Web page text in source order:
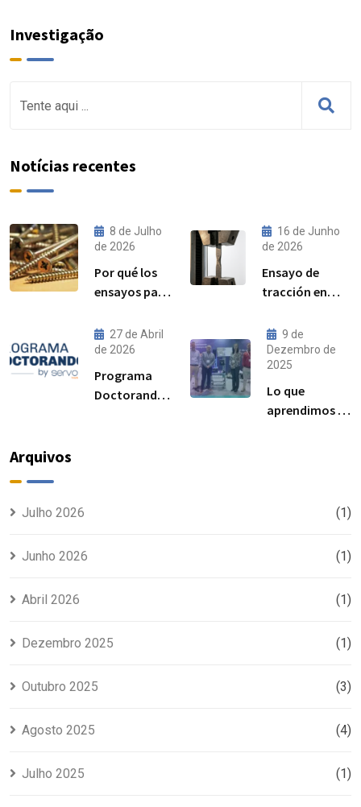
Investigação
Notícias recentes
8 de Julho
de 2026
Por qué los
ensayos par–
cada vez más
importantes
para el
rendimiento
16 de Junho
de 2026
Ensayo de
tracción en
procedimiento,
norma ISO
6892-1 y
resultados
esperados
27 de Abril
de 2026
Programa
Doctorandos
9 de
Dezembro de
2025
Lo que
aprendimos en
Arquivos
Julho 2026 (1)
Junho 2026 (1)
Abril 2026 (1)
Dezembro 2025 (1)
Outubro 2025 (3)
Agosto 2025 (4)
Julho 2025 (1)